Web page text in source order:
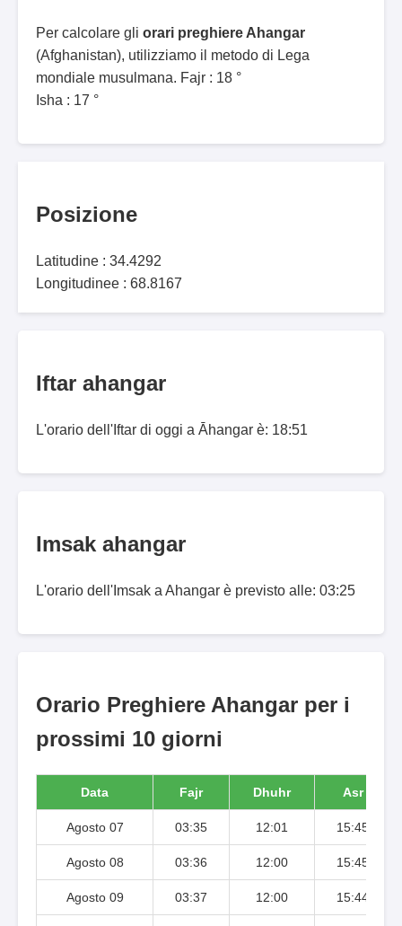
Per calcolare gli orari preghiere Ahangar
(Afghanistan), utilizziamo il metodo di Lega
mondiale musulmana. Fajr : 18 °
Isha : 17 °
Posizione
Latitudine : 34.4292
Longitudinee : 68.8167
Iftar ahangar
L'orario dell'Iftar di oggi a Āhangar è: 18:51
Imsak ahangar
L'orario dell'Imsak a Ahangar è previsto alle: 03:25
Orario Preghiere Ahangar per i
prossimi 10 giorni
Data Fajr Dhuhr Asr
Agosto 07 03:35 12:01 15:45
Agosto 08 03:36 12:00 15:45
Agosto 09 03:37 12:00 15:44